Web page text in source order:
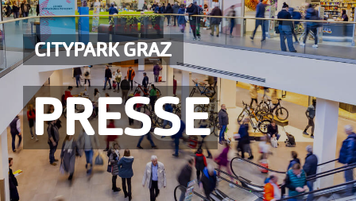
CITYPARK GRAZ
PRESSE
Services
MEDIAGALERIE
PRESSEKONTAKT